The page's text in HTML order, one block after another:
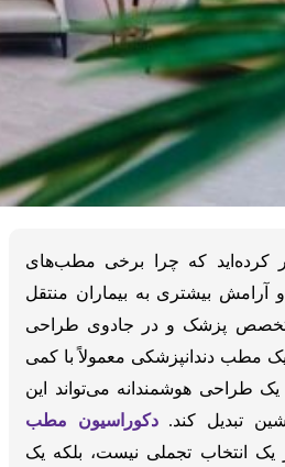
کرده‌اید که چرا برخی مطب‌های
آرامش بیشتری به بیماران منتقل
تخصص پزشک و در جادوی طراحی
مطب دندانپزشکی معمولاً با کمی
طراحی هوشمندانه می‌تواند این
تبدیل کند.دکوراسیون مطب
یک انتخاب تجملی نیست، بلکه یک